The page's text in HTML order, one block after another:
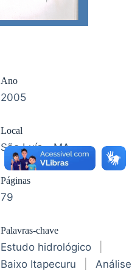
Ano
2005
Local
São Luís - MA
Páginas
79
Palavras-chave
Estudo hidrológico
Baixo Itapecuru
Análise